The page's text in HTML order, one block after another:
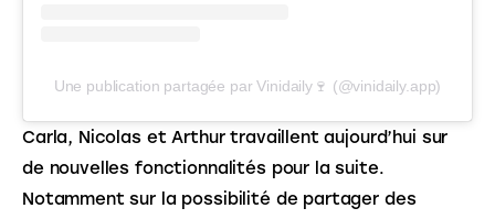
Une publication partagée par Vinidaily🍷 (@vinidaily.app)
Carla, Nicolas et Arthur travaillent aujourd’hui sur
de nouvelles fonctionnalités pour la suite.
Notamment sur la possibilité de partager des